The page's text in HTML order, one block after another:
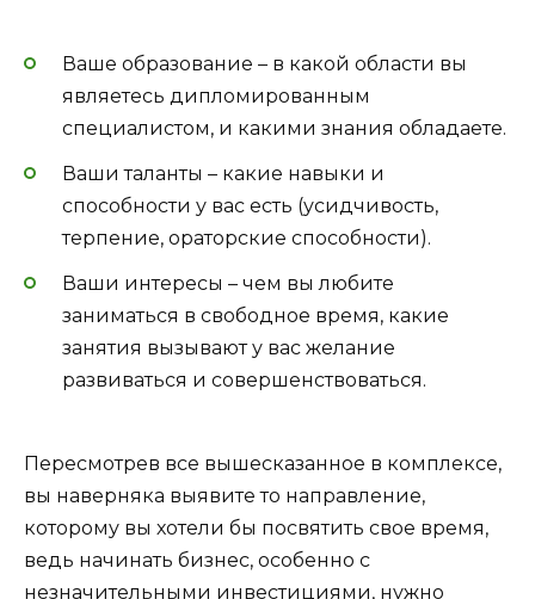
Ваше образование – в какой области вы
являетесь дипломированным
специалистом, и какими знания обладаете.
Ваши таланты – какие навыки и
способности у вас есть (усидчивость,
терпение, ораторские способности).
Ваши интересы – чем вы любите
заниматься в свободное время, какие
занятия вызывают у вас желание
развиваться и совершенствоваться.
Пересмотрев все вышесказанное в комплексе,
вы наверняка выявите то направление,
которому вы хотели бы посвятить свое время,
ведь начинать бизнес, особенно с
незначительными инвестициями, нужно